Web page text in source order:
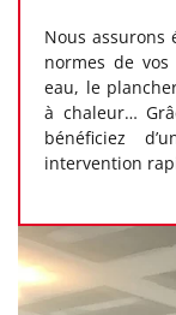
Nous assurons
normes de
eau, le
à chaleur…
bénéficiez
intervention